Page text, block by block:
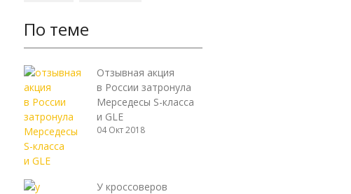
По теме
Отзывная акция
в России затронула
Мерседесы S-класса
и GLE
04 Окт 2018
У кроссоверов